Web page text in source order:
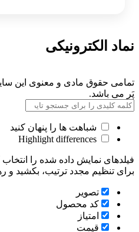
نماد الکترونیکی
تمامی حقوق مادی و معنوی این
پَر می باشد.
شباهت ها را پنهان کنید
فیلدهای نمایش داده شده را
برای تنظیم مجدد ترتیب، بکشید و
تصویر
کد محصول
امتیاز
قیمت